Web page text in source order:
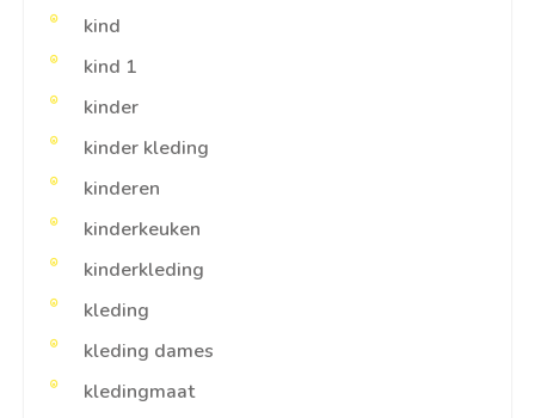
kind
kind 1
kinder
kinder kleding
kinderen
kinderkeuken
kinderkleding
kleding
kleding dames
kledingmaat